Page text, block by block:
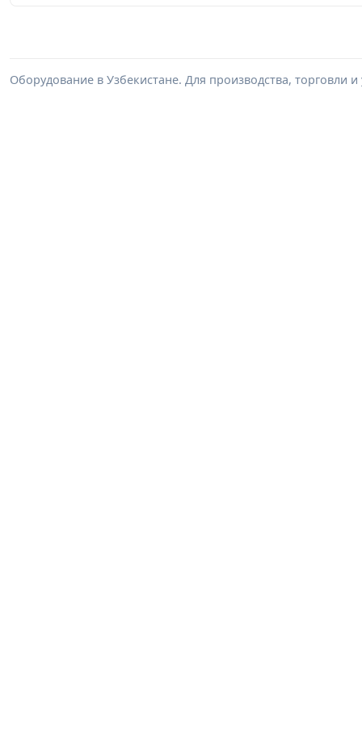
Оборудование в Узбекистане. Для производства, торговли